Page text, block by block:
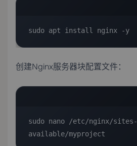
sudo apt install nginx -y
创建Nginx服务器块配置文件：
sudo nano /etc/nginx/sites-
available/myproject